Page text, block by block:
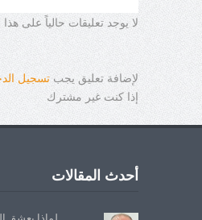
لا يوجد تعليقات حالياً على
لإضافة تعليق يجب تسجيل
إذا كنت غير مشترك
أحدث المقالات